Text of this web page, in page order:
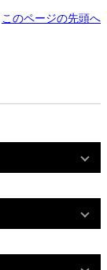
このページの先頭へ